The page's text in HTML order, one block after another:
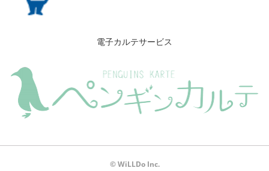
電子カルテサービス
© WiLLDo Inc.